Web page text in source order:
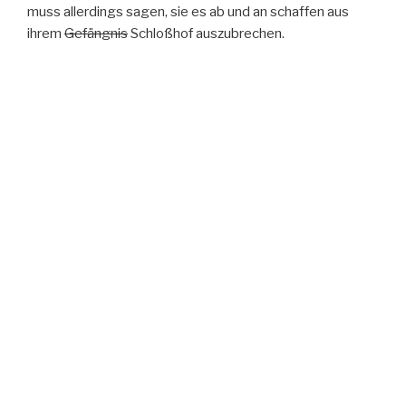
muss allerdings sagen, sie es ab und an schaffen aus
ihrem GefängnisSchloßhof auszubrechen.